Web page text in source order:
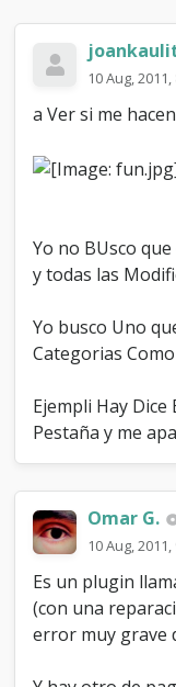
10 Aug,
a Ver si me
Yo no BUsco
y todas las
Yo busco Uno
Categorias
Ejempli Hay Dice
Pestaña y me
Omar G.
10 Aug,
Es un plugin
(con una
error muy grave